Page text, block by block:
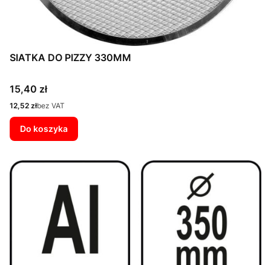
SIATKA DO PIZZY 330MM
Cena
15,40 zł
Cena
12,52 złbez VAT
Do koszyka